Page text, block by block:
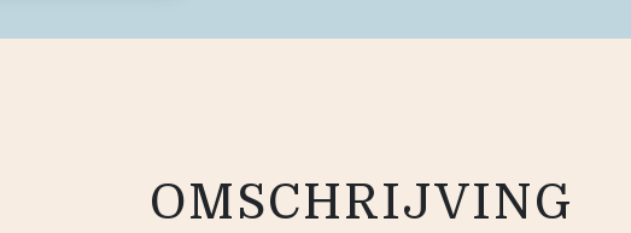
OMSCHRIJVING